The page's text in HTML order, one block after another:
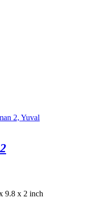
9.8 x 2 inch